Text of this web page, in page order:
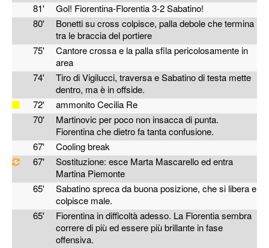
81'
Gol! Fiorentina-Florentia 3-2 Sabatino!
80'
Bonetti su cross colpisce, palla debole che termina
tra le braccia del portiere
75'
Cantore crossa e la palla sfila pericolosamente in
area
74'
Tiro di Vigilucci, traversa e Sabatino di testa mette
dentro, ma è in offside.
72'
ammonito Cecilia Re
70'
Martinovic per poco non insacca di punta.
Fiorentina che dietro fa tanta confusione.
67'
Cooling break
67'
Sostituzione: esce Marta Mascarello ed entra
Martina Piemonte
65'
Sabatino spreca da buona posizione, che si libera e
colpisce male.
65'
Fiorentina in difficoltà adesso. La Florentia sembra
correre di più ed essere più brillante in fase
offensiva.